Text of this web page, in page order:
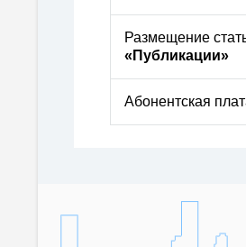
Размещение
«Публикации»
Абонентская